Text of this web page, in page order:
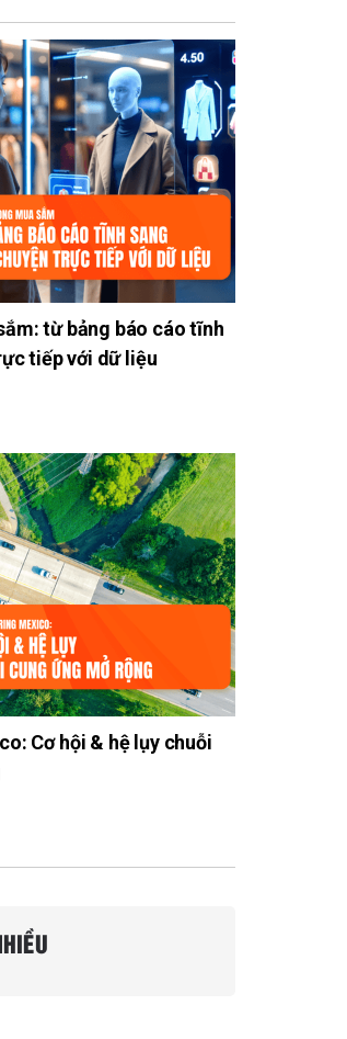
từ bảng báo cáo tĩnh
tiếp với dữ liệu
Cơ hội & hệ lụy chuỗi